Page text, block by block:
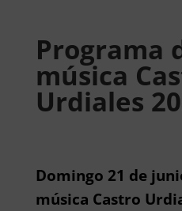
Programa
música
Urdiales
Domingo 21 de
música Castro